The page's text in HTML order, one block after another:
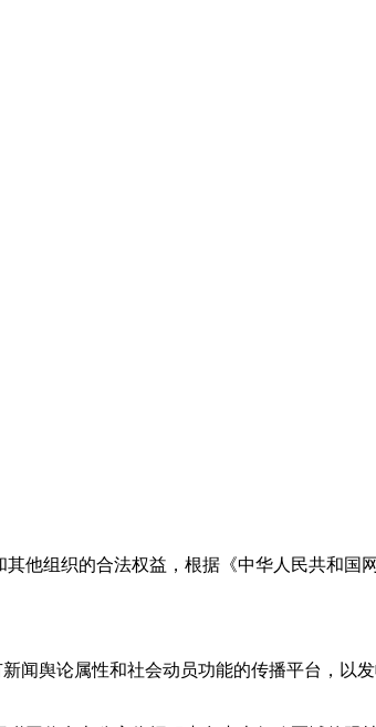
他组织的合法权益，根据《中华人民共和国
闻舆论属性和社会动员功能的传播平台，以